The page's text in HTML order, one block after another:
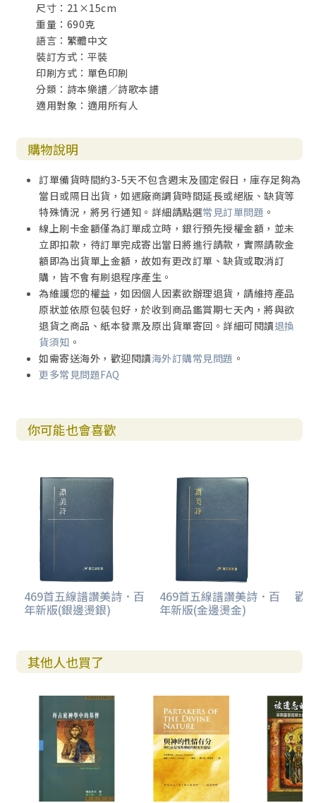
尺寸：21×15cm
重量：690克
語言：繁體中文
裝訂方式：平裝
印刷方式：單色印刷
分類：詩本樂譜／詩歌本譜
適用對象：適用所有人
購物說明
訂單備貨時間約3-5天不包含週末及國定假日，庫存足夠為
當日或隔日出貨，如遇廠商調貨時間延長或絕版、缺貨等
特殊情況，將另行通知。詳細請點選常見訂單問題 。
線上刷卡金額僅為訂單成立時，銀行預先授權金額，並未
立即扣款，待訂單完成寄出當日將進行請款，實際請款金
額即為出貨單上金額，故如有更改訂單、缺貨或取消訂
購，皆不會有刷退程序產生。
為維護您的權益，如因個人因素欲辦理退貨，請維持產品
原狀並依原包裝包好，於收到商品鑑賞期七天內，將與欲
退貨之商品、紙本發票及原出貨單寄回。詳細可閱讀退換
貨須知 。
如需寄送海外，歡迎閱讀海外訂購常見問題 。
更多常見問題FAQ
你可能也會喜歡
469首五線譜讚美詩．百
年新版(銀邊燙銀)
469首五線譜讚美詩．百
年新版(金邊燙金)
歡
其他人也買了